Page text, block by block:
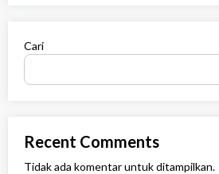
Cari
Recent Comments
Tidak ada komentar untuk ditampilkan.